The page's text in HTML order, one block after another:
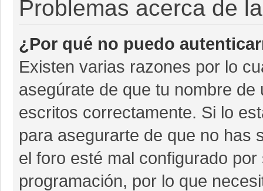
Problemas acerca de
¿Por qué no puedo
Existen varias razones por lo
asegúrate de que tu nombre
escritos correctamente. Si lo
para asegurarte de que no has
el foro esté mal configurado
programación, por lo que